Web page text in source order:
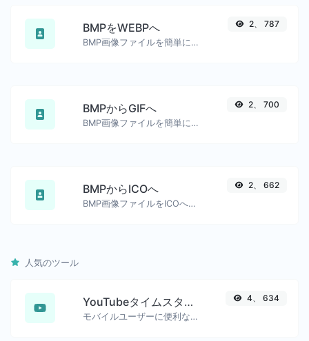
BMPをWEBPへ
BMP画像ファイルを簡単にWEBPへ変換します。
2、 787
BMPからGIFへ
BMP画像ファイルを簡単にGIFへ変換します。
2、 700
BMPからICOへ
BMP画像ファイルをICOへ簡単に変換します。
2、 662
人気のツール
YouTubeタイムスタンプリンクジェネレーター
モバイルユーザーに便利な、正確な開始タイムスタンプ付きのYouTubeリンクを生成しました。
4、 634